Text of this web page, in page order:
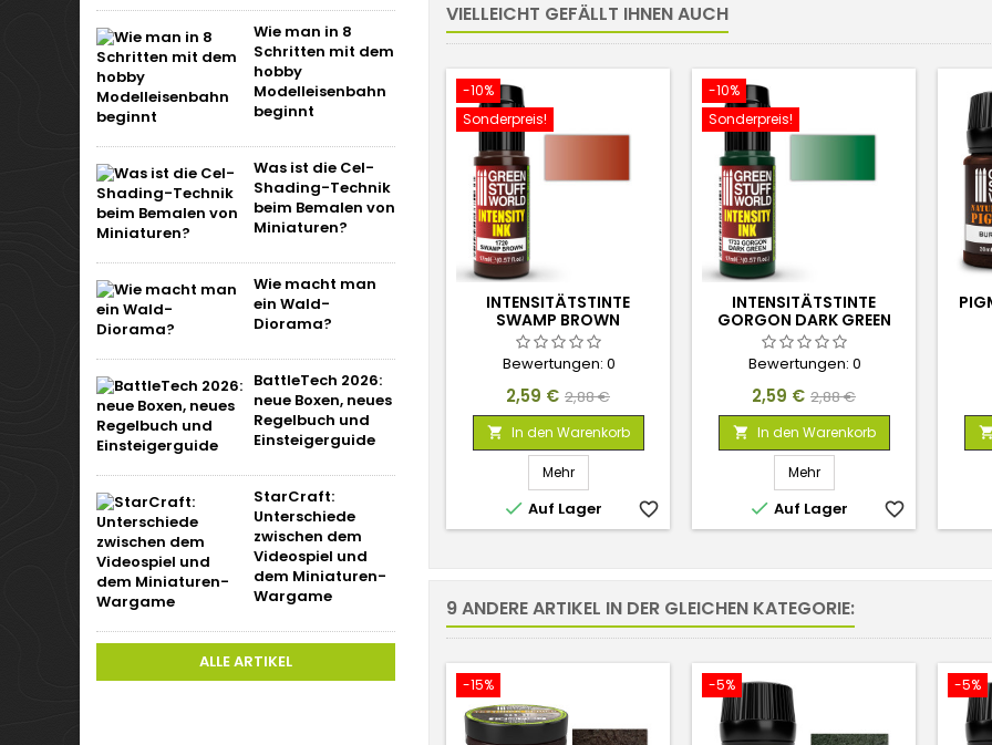
Wie man in 8
Schritten mit dem
hobby
Modelleisenbahn
beginnt
Was ist die Cel-
Shading-Technik
beim Bemalen von
Miniaturen?
Wie macht man
ein Wald-
Diorama?
BattleTech 2026:
neue Boxen, neues
Regelbuch und
Einsteigerguide
StarCraft:
Unterschiede
zwischen dem
Videospiel und
dem Miniaturen-
Wargame
ALLE ARTIKEL
VIELLEICHT GEFÄLLT IHNEN AUCH
-10%
Sonderpreis!
INTENSITÄTSTINTE
SWAMP BROWN
Bewertungen: 0
Preis
2,59 € Verkaufspreis
2,88 €
 In den Warenkorb
Mehr
 Auf Lager favorite_border
-10%
Sonderpreis!
INTENSITÄTSTINTE
GORGON DARK GREEN
Bewertungen: 0
Preis
2,59 € Verkaufspreis
2,88 €
 In den Warenkorb
Mehr
 Auf Lager favorite_border
9 ANDERE ARTIKEL IN DER GLEICHEN KATEGORIE:
-15% -5% -5%